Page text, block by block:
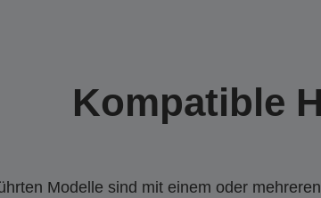
Kompatible
Modelle sind mit einem oder